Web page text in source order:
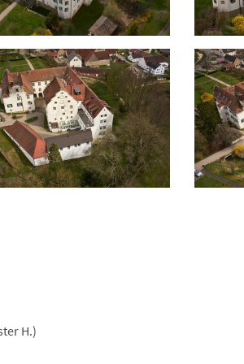
H.)